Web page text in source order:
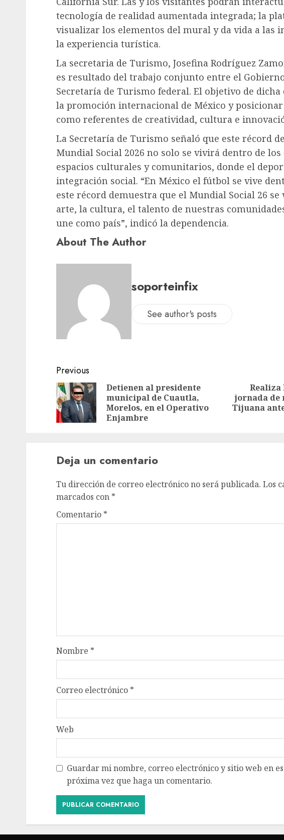
tecnología de realidad aumentada integrada; la
visualizar los elementos del mural y da vida a las
la experiencia turística.
La secretaria de Turismo, Josefina Rodríguez
es resultado del trabajo conjunto entre el
Secretaría de Turismo federal. El objetivo de
la promoción internacional de México y
como referentes de creatividad, cultura e
La Secretaría de Turismo señaló que este récord
Mundial Social 2026 no solo se vivirá dentro de
espacios culturales y comunitarios, donde el
integración social. “En México el fútbol se vive
este récord demuestra que el Mundial Social 26
arte, la cultura, el talento de nuestras
une como país”, indicó la dependencia.
About The Author
soporteinfix
See author's posts
Previous
Detienen al presidente
municipal de Cuautla,
Morelos, en el Operativo
Enjambre
Realiza
jornada de
Tijuana
Deja un comentario
Tu dirección de correo electrónico no será publicada. Los
marcados con *
Comentario *
Nombre *
Correo electrónico *
Web
Guardar mi nombre, correo electrónico y sitio web en
próxima vez que haga un comentario.